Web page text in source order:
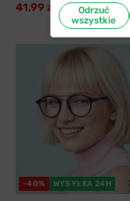
41,99 zł 69,99 zł
-40% WYSYŁKA 24H
Odrzuć
wszystkie